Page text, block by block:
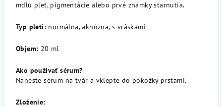
mdlú pleť, pigmentácie alebo prvé známky starnutia.
Typ pleti: normálna, aknózna, s vráskami
Objem: 20 ml
Ako používať sérum?
Naneste sérum na tvár a vklepte do pokožky prstami.
Zloženie: